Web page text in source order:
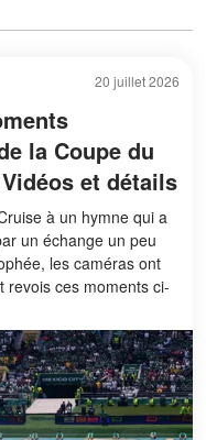
20 juillet 2026
la Coupe du
et détails
à un hymne qui a
un échange un peu
les caméras ont
revois ces moments ci-